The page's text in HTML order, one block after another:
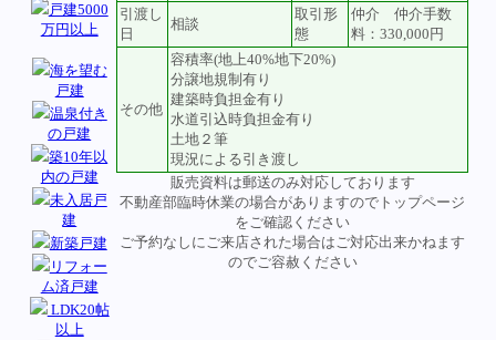
戸建5000
万円以上
海を望む
戸建
温泉付き
の戸建
築10年以
内の戸建
未入居戸
建
新築戸建
リフォー
ム済戸建
LDK20帖
以上
引渡し
日
相談
取引形
態
仲介 仲介手数
料：330,000円
その他
容積率(地上40%地下20%)
分譲地規制有り
建築時負担金有り
水道引込時負担金有り
土地２筆
現況による引き渡し
販売資料は郵送のみ対応しております
不動産部臨時休業の場合がありますのでトップページ
をご確認ください
ご予約なしにご来店された場合はご対応出来かねます
のでご容赦ください